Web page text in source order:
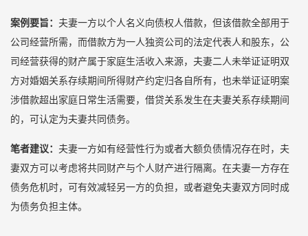
案例要旨： 夫妻一方以个人名义向债权人借款，但该借款全部用于
公司经营所需，而借款方为一人独资公司的法定代表人和股东，公
司经营获得的财产属于家庭生活收入来源，夫妻二人未举证证明双
方对婚姻关系存续期间所得财产约定归各自所有，也未举证证明案
涉借款超出家庭日常生活需要，借贷关系发生在夫妻关系存续期间
的，可认定为夫妻共同债务。
笔者建议： 夫妻一方如有经营性行为或者大额负债情况存在时，夫
妻双方可以考虑将共同财产与个人财产进行隔离。在夫妻一方存在
债务危机时，可有效减轻另一方的负担，或者避免夫妻双方同时成
为债务负担主体。